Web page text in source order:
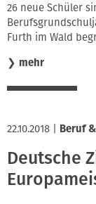
26 neue Schüler
Furth im Wald
❯ mehr
22.10.2018 Beruf
Deutsche